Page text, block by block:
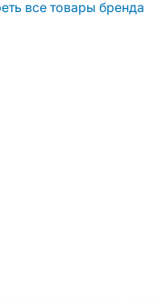
все товары бренда